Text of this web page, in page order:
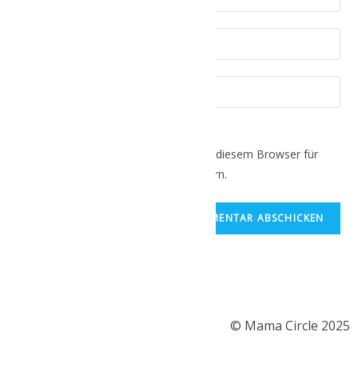
Name, E-Mail-Adresse und Website in diesem Browser für
meinen nächsten Kommentar speichern.
© Mama Circle 2025